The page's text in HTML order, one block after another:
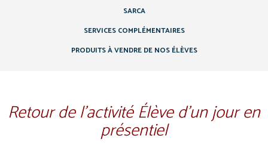
SARCA
SERVICES COMPLÉMENTAIRES
PRODUITS À VENDRE DE NOS ÉLÈVES
Retour de l’activité Élève d’un jour en
présentiel